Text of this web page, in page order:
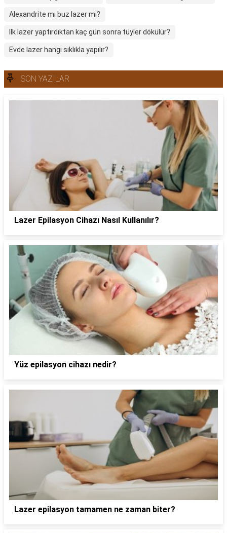
Alexandrite mı buz lazer mi?
Ilk lazer yaptırdıktan kaç gün sonra tüyler dökülür?
Evde lazer hangi sıklıkla yapılır?
SON YAZILAR
Lazer Epilasyon Cihazı Nasıl Kullanılır?
Yüz epilasyon cihazı nedir?
Lazer epilasyon tamamen ne zaman biter?